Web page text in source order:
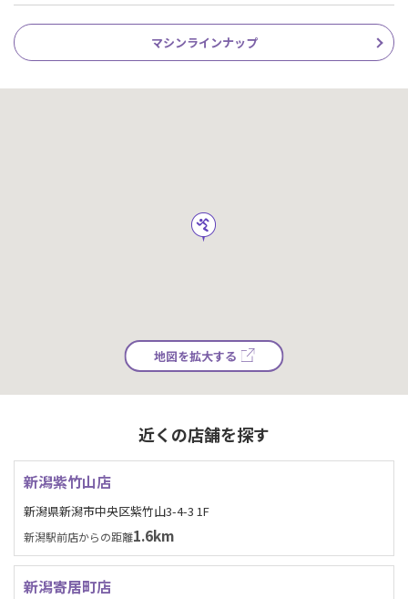
マシンラインナップ
地図を拡大する
近くの店舗を探す
新潟紫竹山店
新潟県新潟市中央区紫竹山3-4-3 1F
新潟駅前店からの距離1.6km
新潟寄居町店